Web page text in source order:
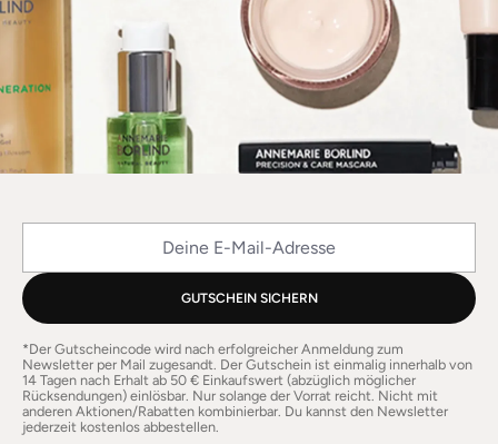
GUTSCHEIN SICHERN
*Der Gutscheincode wird nach erfolgreicher Anmeldung zum
Newsletter per Mail zugesandt. Der Gutschein ist einmalig innerhalb von
14 Tagen nach Erhalt ab 50 € Einkaufswert (abzüglich möglicher
Rücksendungen) einlösbar. Nur solange der Vorrat reicht. Nicht mit
anderen Aktionen/Rabatten kombinierbar. Du kannst den Newsletter
jederzeit kostenlos abbestellen.